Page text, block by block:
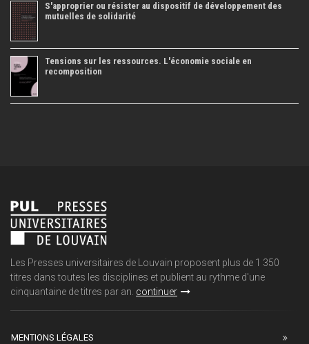
S'approprier ou résister au dispositif de développement des
mutuelles de solidarité
Tensions sur les ressources. L'économie sociale en
recomposition
Les Presses universitaires de Louvain proposent plus de 1 350
titres dans toutes les disciplines et publient au rythme d'une
cinquantaine de titres par an. continuer
MENTIONS LÉGALES